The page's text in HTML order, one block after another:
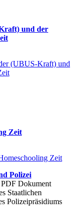
und der
(UBUS-Kraft) und
Zeit
Zeit
Polizei
PDF Dokument
Staatlichen
Polizeipräsidiums